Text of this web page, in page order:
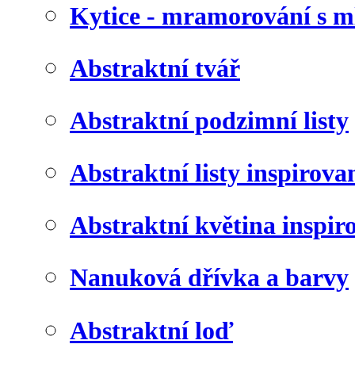
Kytice - mramorování s
Abstraktní tvář
Abstraktní podzimní listy
Abstraktní listy
Abstraktní květina
Nanuková dřívka a barvy
Abstraktní loď